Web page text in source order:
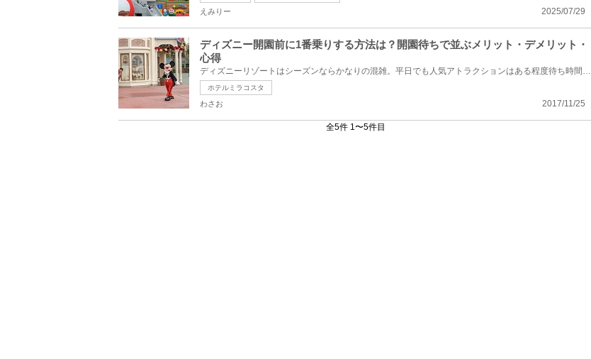
2025/07/29
えみりー
ディズニー開園前に1番乗りする方法は？開園待ちで並ぶメリット・デメリット・
心得
ディズニーリゾートはシーズンならかなりの混雑。平日でも人気アトラクションはある程度待ち時間が必要...
ホテルミラコスタ
2017/11/25
わさお
全5件 1〜5件目